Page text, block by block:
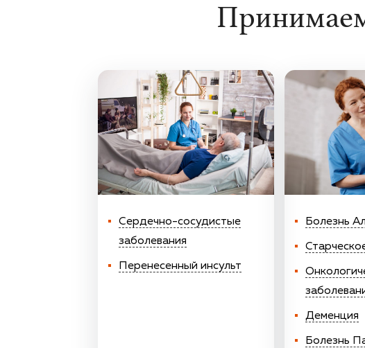
Сердечно-сосудистые
заболевания
Перенесенный инсульт
Болезнь
Деменция
Болезнь